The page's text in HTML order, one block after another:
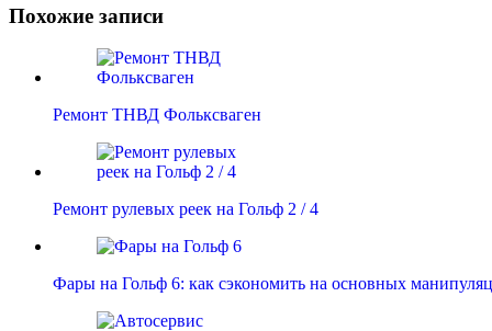
Похожие записи
Ремонт ТНВД Фольксваген
Ремонт рулевых реек на Гольф 2 / 4
Фары на Гольф 6: как сэкономить на основных